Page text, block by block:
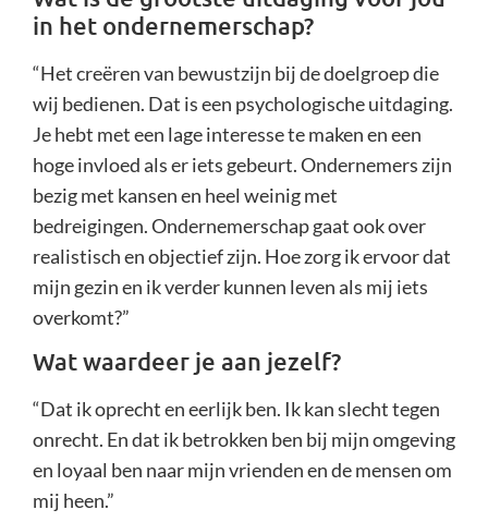
in het ondernemerschap?
“Het creëren van bewustzijn bij de doelgroep die
wij bedienen. Dat is een psychologische uitdaging.
Je hebt met een lage interesse te maken en een
hoge invloed als er iets gebeurt. Ondernemers zijn
bezig met kansen en heel weinig met
bedreigingen. Ondernemerschap gaat ook over
realistisch en objectief zijn. Hoe zorg ik ervoor dat
mijn gezin en ik verder kunnen leven als mij iets
overkomt?”
Wat waardeer je aan jezelf?
“Dat ik oprecht en eerlijk ben. Ik kan slecht tegen
onrecht. En dat ik betrokken ben bij mijn omgeving
en loyaal ben naar mijn vrienden en de mensen om
mij heen.”